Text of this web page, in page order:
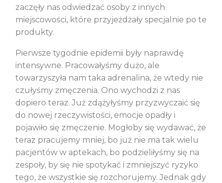
zaczęły nas odwiedzać osoby z innych
miejscowości, które przyjeżdżały specjalnie po te
produkty.
Pierwsze tygodnie epidemii były naprawdę
intensywne. Pracowałyśmy dużo, ale
towarzyszyła nam taka adrenalina, że wtedy nie
czułyśmy zmęczenia. Ono wychodzi z nas
dopiero teraz. Już zdążyłyśmy przyzwyczaić się
do nowej rzeczywistości, emocje opadły i
pojawiło się zmęczenie. Mogłoby się wydawać, że
teraz pracujemy mniej, bo już nie ma tak wielu
pacjentów w aptekach, bo podzieliłyśmy się na
zespoły, by się nie spotykać i zmniejszyć ryzyko
tego, że wszystkie się rozchorujemy. Jednak gdy